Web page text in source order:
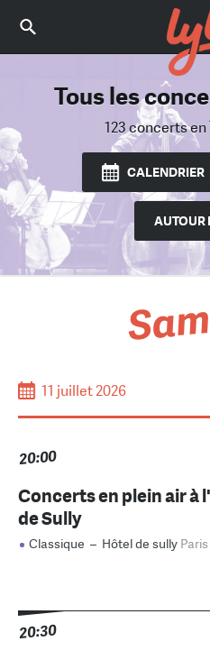
Tous les
123 concertsen
Trouvez le
Parmi 2374
CALENDRIER
AUTOUR
11 juillet 2026
20:00
Concerts en plein air à
de Sully
Classique – Hôtel de sully
20:30